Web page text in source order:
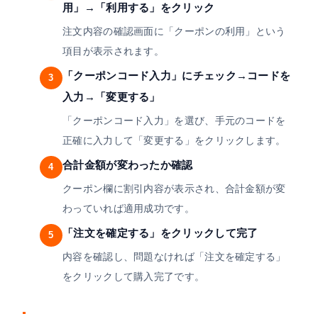
用」→「利用する」をクリック
注文内容の確認画面に「クーポンの利用」という
項目が表示されます。
3
「クーポンコード入力」にチェック→コードを
入力→「変更する」
「クーポンコード入力」を選び、手元のコードを
正確に入力して「変更する」をクリックします。
4 合計金額が変わったか確認
クーポン欄に割引内容が表示され、合計金額が変
わっていれば適用成功です。
5 「注文を確定する」をクリックして完了
内容を確認し、問題なければ「注文を確定する」
をクリックして購入完了です。